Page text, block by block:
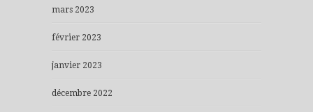
mars 2023
février 2023
janvier 2023
décembre 2022